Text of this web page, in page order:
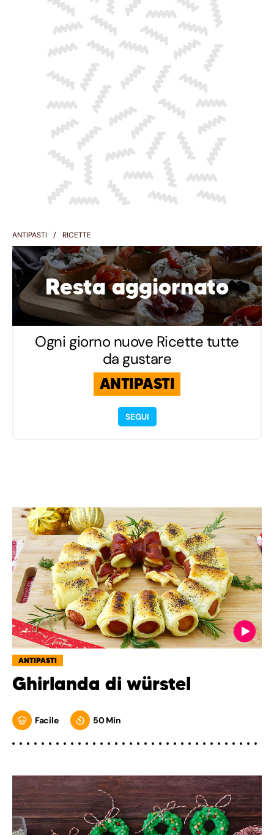
ANTIPASTI RICETTE
Resta aggiornato
Ogni giorno nuove Ricette tutte
da gustare
ANTIPASTI
SEGUI
ANTIPASTI
Ghirlanda di würstel
Facile 50 Min